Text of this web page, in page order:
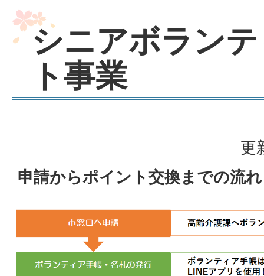
シニアボラン
ト事業
更
申請からポイント交換までの流れ